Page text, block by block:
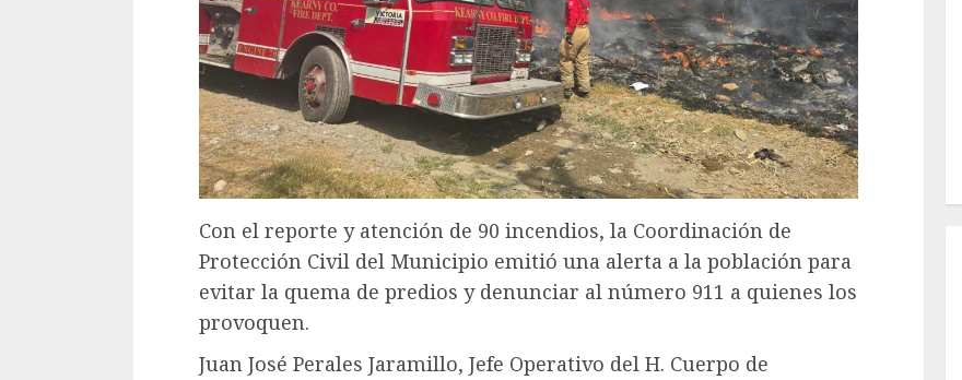
Con el reporte y atención de 90 incendios, la Coordinación de
Protección Civil del Municipio emitió una alerta a la población para
evitar la quema de predios y denunciar al número 911 a quienes los
provoquen.
Juan José Perales Jaramillo, Jefe Operativo del H. Cuerpo de